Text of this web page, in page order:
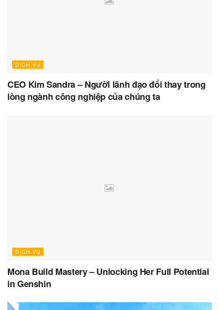
DỊCH VỤ
CEO Kim Sandra – Người lãnh đạo đổi thay trong
lòng ngành công nghiệp của chúng ta
DỊCH VỤ
Mona Build Mastery – Unlocking Her Full Potential
in Genshin